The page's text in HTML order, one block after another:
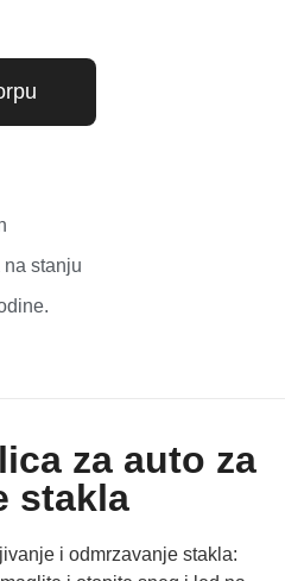
stanju
za auto za
stakla
i odmrzavanje stakla: